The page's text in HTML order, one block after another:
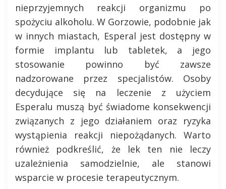
nieprzyjemnych reakcji organizmu po
spożyciu alkoholu. W Gorzowie, podobnie jak
w innych miastach, Esperal jest dostępny w
formie implantu lub tabletek, a jego
stosowanie powinno być zawsze
nadzorowane przez specjalistów. Osoby
decydujące się na leczenie z użyciem
Esperalu muszą być świadome konsekwencji
związanych z jego działaniem oraz ryzyka
wystąpienia reakcji niepożądanych. Warto
również podkreślić, że lek ten nie leczy
uzależnienia samodzielnie, ale stanowi
wsparcie w procesie terapeutycznym.